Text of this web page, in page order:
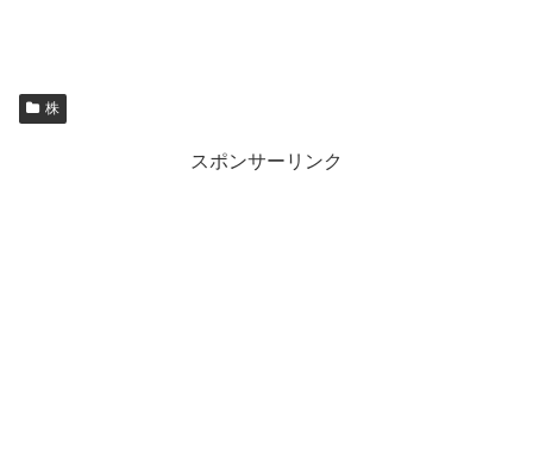
株
スポンサーリンク